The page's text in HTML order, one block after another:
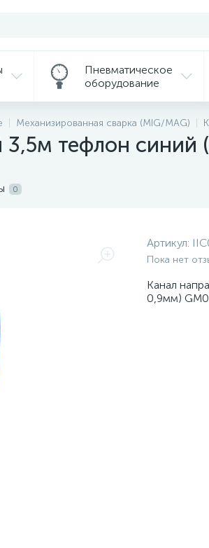
Пневматическое
оборудование
Механизированная сварка (MIG/MAG)
3,5м тефлон
0
Артикул:
Пока нет
Канал
0,9мм)